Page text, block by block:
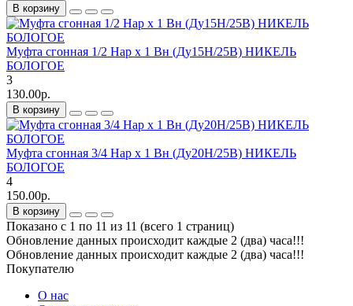
В корзину
Муфта сгонная 1/2 Нар х 1 Вн (Ду15Н/25В) НИКЕЛЬ
БОЛОГОЕ
3
130.00р.
В корзину
Муфта сгонная 3/4 Нар х 1 Вн (Ду20Н/25В) НИКЕЛЬ
БОЛОГОЕ
4
150.00р.
В корзину
Показано с 1 по 11 из 11 (всего 1 страниц)
Обновление данных происходит каждые 2 (два) часа!!!
Обновление данных происходит каждые 2 (два) часа!!!
Покупателю
О нас